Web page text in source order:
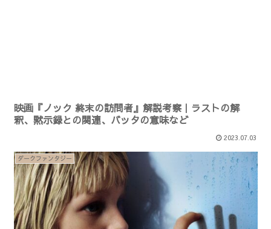
映画『ノック 終末の訪問者』解説考察｜ラストの解
釈、黙示録との関連、バッタの意味など
2023.07.03
ダークファンタジー